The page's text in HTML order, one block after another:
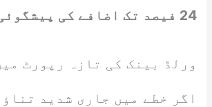
24 فیصد تک اضافے کی پیشگوئی کی ہے۔
ورلڈ بینک کی تازہ رپورٹ
اگر خطے میں جاری شدید